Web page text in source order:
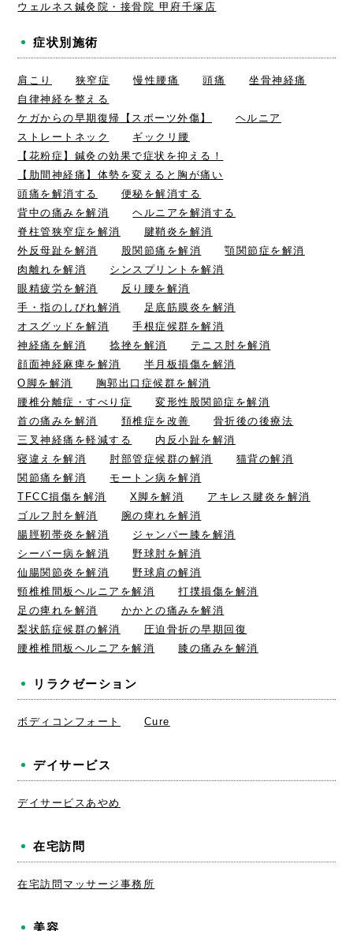
ウェルネス鍼灸院・接骨院 甲府千塚店
症状別施術
肩こり 狭窄症 慢性腰痛 頭痛
坐骨神経痛
自律神経を整える
ケガからの早期復帰【スポーツ外傷】
ヘルニア
ストレートネック
ギックリ腰
【花粉症】鍼灸の効果で症状を抑える！
【肋間神経痛】体勢を変えると胸が痛い
頭痛を解消する
便秘を解消する
背中の痛みを解消
ヘルニアを解消する
脊柱管狭窄症を解消
腱鞘炎を解消
外反母趾を解消
股関節痛を解消
顎関節症を解消
肉離れを解消
シンスプリントを解消
眼精疲労を解消
反り腰を解消
手・指のしびれ解消
足底筋膜炎を解消
オスグッドを解消
手根症候群を解消
神経痛を解消
捻挫を解消
テニス肘を解消
顔面神経麻痺を解消
半月板損傷を解消
O脚を解消
胸郭出口症候群を解消
腰椎分離症・すべり症
変形性股関節症を解消
首の痛みを解消
頚椎症を改善
骨折後の後療法
三叉神経痛を軽減する
内反小趾を解消
寝違えを解消
肘部管症候群の解消
猫背の解消
関節痛を解消
モートン病を解消
TFCC損傷を解消
X脚を解消
アキレス腱炎を解消
ゴルフ肘を解消
腕の痺れを解消
腸脛靭帯炎を解消
ジャンパー膝を解消
シーバー病を解消
野球肘を解消
仙腸関節炎を解消
野球肩の解消
頸椎椎間板ヘルニアを解消
打撲損傷を解消
足の痺れを解消
かかとの痛みを解消
梨状筋症候群の解消
圧迫骨折の早期回復
腰椎椎間板ヘルニアを解消
膝の痛みを解消
リラクゼーション
ボディコンフォート Cure
デイサービス
デイサービスあやめ
在宅訪問
在宅訪問マッサージ事務所
美容